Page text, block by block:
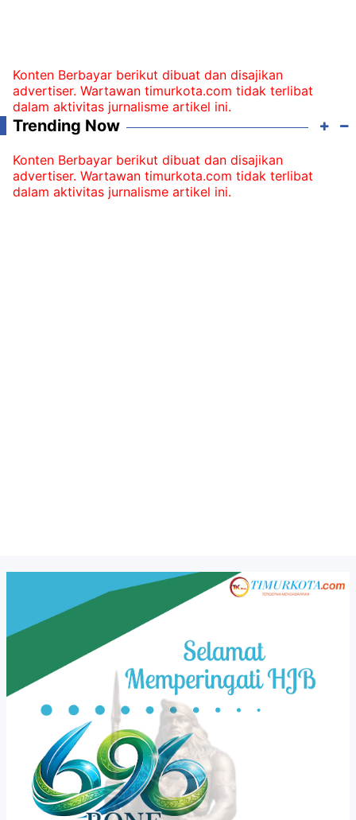
Konten Berbayar berikut dibuat dan disajikan
advertiser. Wartawan timurkota.com tidak terlibat
dalam aktivitas jurnalisme artikel ini.
Trending Now
Konten Berbayar berikut dibuat dan disajikan
advertiser. Wartawan timurkota.com tidak terlibat
dalam aktivitas jurnalisme artikel ini.